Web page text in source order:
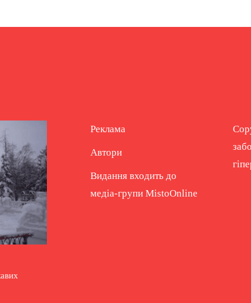
Реклама
Автори
Видання входить до
медіа-групи MistoOnline